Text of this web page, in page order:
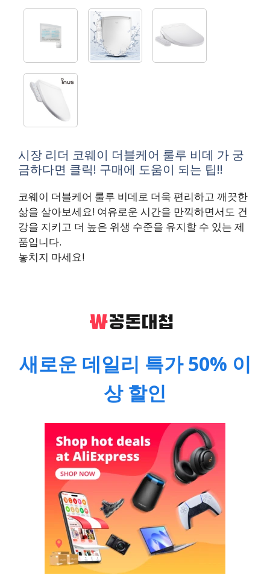
시장 리더 코웨이 더블케어 룰루 비데 가 궁
금하다면 클릭! 구매에 도움이 되는 팁!!
코웨이 더블케어 룰루 비데로 더욱 편리하고 깨끗한
삶을 살아보세요! 여유로운 시간을 만끽하면서도 건
강을 지키고 더 높은 위생 수준을 유지할 수 있는 제
품입니다.
놓치지 마세요!
새로운 데일리 특가 50% 이
상 할인